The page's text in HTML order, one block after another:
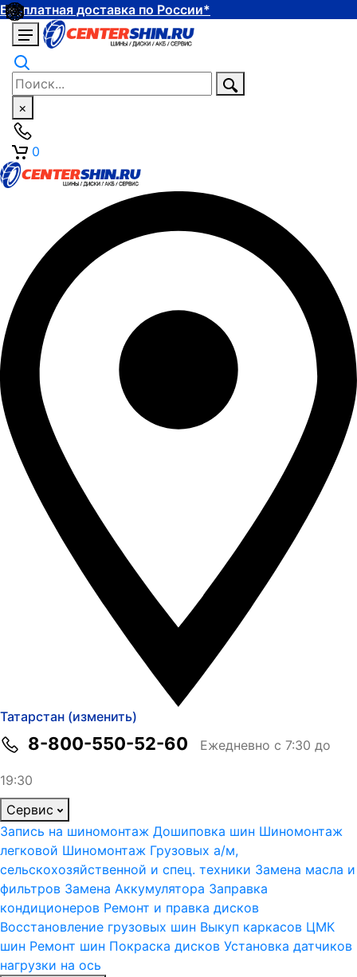
Бесплатная доставка по России*
×
0
Татарстан (изменить)
8-800-550-52-60 Ежедневно с 7:30 до
19:30
Сервис
Запись на шиномонтаж Дошиповка шин Шиномонтаж
легковой Шиномонтаж Грузовых а/м,
сельскохозяйственной и спец. техники Замена масла и
фильтров Замена Аккумулятора Заправка
кондиционеров Ремонт и правка дисков
Восстановление грузовых шин Выкуп каркасов ЦМК
шин Ремонт шин Покраска дисков Установка датчиков
нагрузки на ось